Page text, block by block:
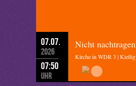
07.07.
2026
07:50
Uhr
Nicht nachtragen
Kirche in WDR 3 | Kießig